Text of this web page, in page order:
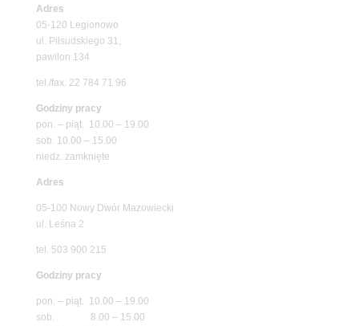
Adres
05-120 Legionowo
ul. Piłsudskiego 31,
pawilon 134
tel./fax. 22 784 71 96
Godziny pracy
pon. – piąt. 10.00 – 19.00
sob. 10.00 – 15.00
niedz. zamknięte
Adres
05-100 Nowy Dwór Mazowiecki
ul. Leśna 2
tel. 503 900 215
Godziny pracy
pon. – piąt. 10.00 – 19.00
sob. 8.00 – 15.00